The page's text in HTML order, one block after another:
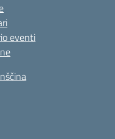
eventi